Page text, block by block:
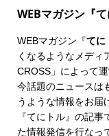
WEBマガジン『
WEBマガジン『てに
くなるようなメディ
CROSS」によって運
今話題のニュースは
うような情報をお届
『てにトル』の記
た情報発信を行なっ